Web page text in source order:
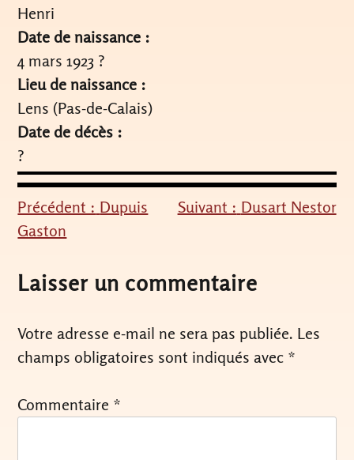
Henri
Date de naissance :
4 mars 1923 ?
Lieu de naissance :
Lens (Pas-de-Calais)
Date de décès :
?
Navigation
de
l’article
Précédent : Dupuis
Gaston
Suivant : Dusart Nestor
Laisser un commentaire
Votre adresse e-mail ne sera pas publiée. Les
champs obligatoires sont indiqués avec *
Commentaire *